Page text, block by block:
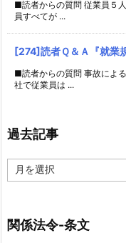
■読者からの質問 従業員５
員すべてが ...
[274]読者Ｑ＆Ａ『就業
■読者からの質問 事故によ
社で従業員は ...
過去記事
去
関係法令-条文